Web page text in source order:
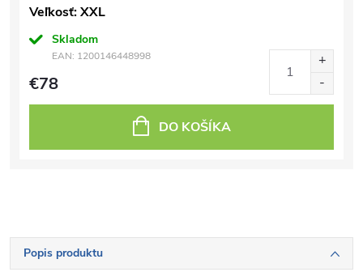
Veľkosť: XXL
Skladom
EAN: 1200146448998
€78
DO KOŠÍKA
Popis produktu